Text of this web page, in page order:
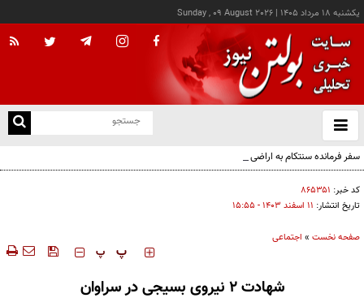
يکشنبه ۱۸ مرداد ۱۴۰۵ |
Sunday , 09 August 2026
باز
و
سفر فرمانده سنتکام به اراضی اشغالی
کد خبر: ۸۶۵۳۵۱
تاریخ انتشار: ۱۱ اسفند ۱۴۰۳ - ۱۵:۵۵
صفحه نخست » اجتماعی
‍‍‍ پ پ
شهادت ۲ نیروی بسیجی در سراوان